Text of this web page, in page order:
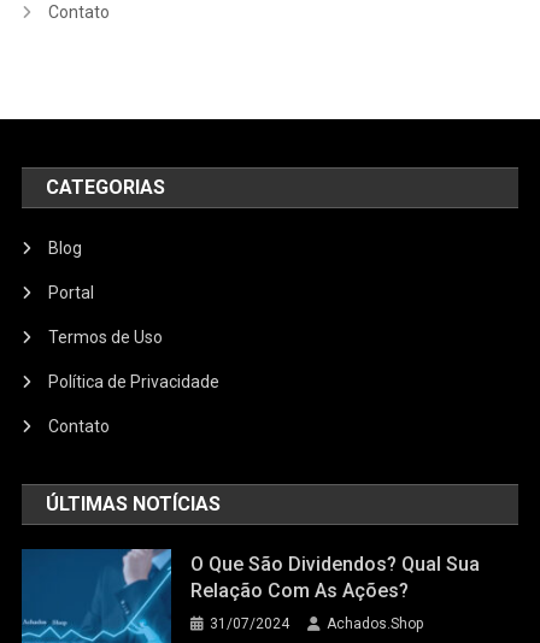
Contato
CATEGORIAS
Blog
Portal
Termos de Uso
Política de Privacidade
Contato
ÚLTIMAS NOTÍCIAS
O Que São Dividendos? Qual Sua
Relação Com As Ações?
31/07/2024 Achados.Shop